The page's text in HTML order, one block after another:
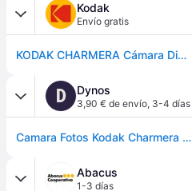
Kodak
Envío gratis
KODAK CHARMERA Cámara Digital Llavero – Blind Box + posible color secreto
D Dynos
3,90 € de envío, 3-4 días
Camara Fotos Kodak Charmera Mini Llavero Modelo Aleatorio
Abacus
1-3 días